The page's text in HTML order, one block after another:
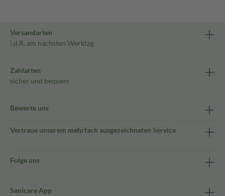
Versandarten
i.d.R. am nächsten Werktag
Zahlarten
sicher und bequem
Bewerte uns
Vertraue unserem mehrfach ausgezeichneten Service
Folge uns
Sanicare App